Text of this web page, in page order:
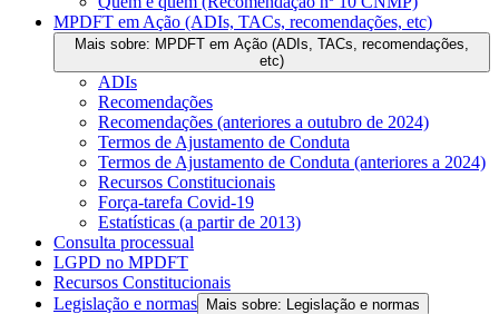
MPDFT em Ação (ADIs, TACs, recomendações, etc)
Mais sobre: MPDFT em Ação (ADIs, TACs, recomendações,
etc)
ADIs
Recomendações
Recomendações (anteriores a outubro de 2024)
Termos de Ajustamento de Conduta
Termos de Ajustamento de Conduta (anteriores a 2024)
Recursos Constitucionais
Força-tarefa Covid-19
Estatísticas (a partir de 2013)
Consulta processual
LGPD no MPDFT
Recursos Constitucionais
Legislação e normas
Mais sobre: Legislação e normas